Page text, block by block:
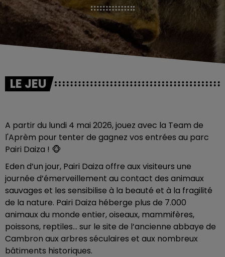
LE JEU
A partir du lundi 4 mai 2026, jouez avec la Team de
l'Aprèm pour tenter de gagnez vos entrées au parc
Pairi Daiza ! 🐵​
Eden d’un jour, Pairi Daiza offre aux visiteurs une
journée d’émerveillement au contact des animaux
sauvages et les sensibilise à la beauté et à la fragilité
de la nature. Pairi Daiza héberge plus de 7.000
animaux du monde entier, oiseaux, mammifères,
poissons, reptiles… sur le site de l’ancienne abbaye de
Cambron aux arbres séculaires et aux nombreux
bâtiments historiques.